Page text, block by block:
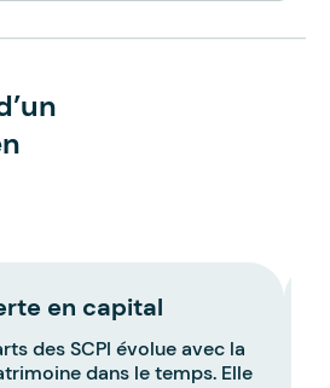
en capital
des SCPI évolue avec la
dans le temps. Elle